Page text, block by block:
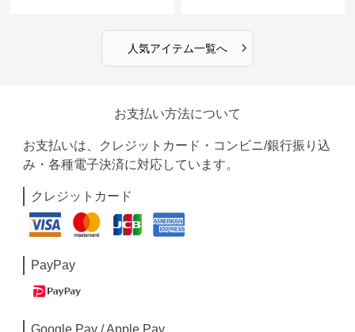
人気アイテム一覧へ ›
お支払い方法について
お支払いは、クレジットカード・コンビニ/銀行振り込
み・各種電子決済に対応しています。
クレジットカード
PayPay